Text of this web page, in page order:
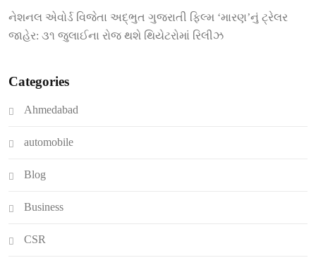
નેશનલ એવોર્ડ વિજેતા અદ્ભુત ગુજરાતી ફિલ્મ ‘મારણ’નું ટ્રેલર
જાહેર: ૩૧ જુલાઈના રોજ થશે થિયેટરોમાં રિલીઝ
Categories
Ahmedabad
automobile
Blog
Business
CSR